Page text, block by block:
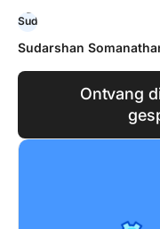
Sudarshan
Ontvang